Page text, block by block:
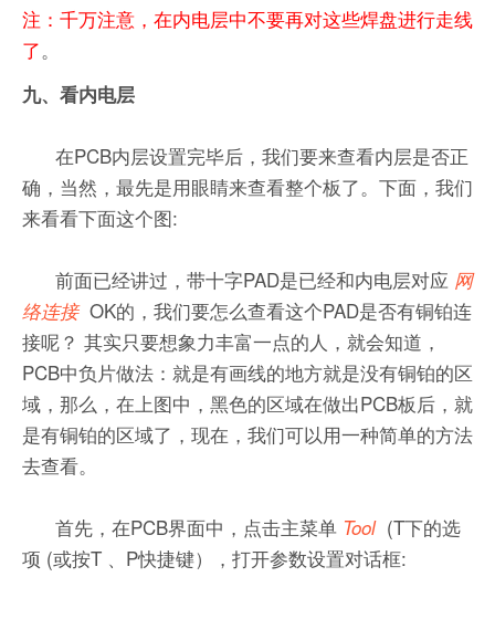
注：千万注意，在内电层中不要再对这些焊盘进行走线
了。
九、看内电层
在PCB内层设置完毕后，我们要来查看内层是否正
确，当然，最先是用眼睛来查看整个板了。下面，我们
来看看下面这个图:
前面已经讲过，带十字PAD是已经和内电层对应 网
络连接 OK的，我们要怎么查看这个PAD是否有铜铂连
接呢？ 其实只要想象力丰富一点的人，就会知道，
PCB中负片做法：就是有画线的地方就是没有铜铂的区
域，那么，在上图中，黑色的区域在做出PCB板后，就
是有铜铂的区域了，现在，我们可以用一种简单的方法
去查看。
首先，在PCB界面中，点击主菜单 Tool (T下的选
项 (或按T 、P快捷键），打开参数设置对话框: